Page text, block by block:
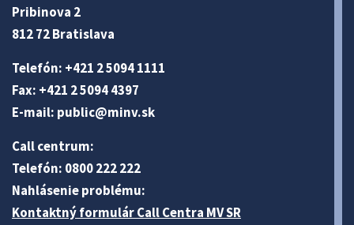
Pribinova 2
812 72 Bratislava
Telefón: +421 2 5094 1111
Fax: +421 2 5094 4397
E-mail: public@minv.sk
Call centrum:
Telefón: 0800 222 222
Nahlásenie problému:
Kontaktný formulár Call Centra MV SR